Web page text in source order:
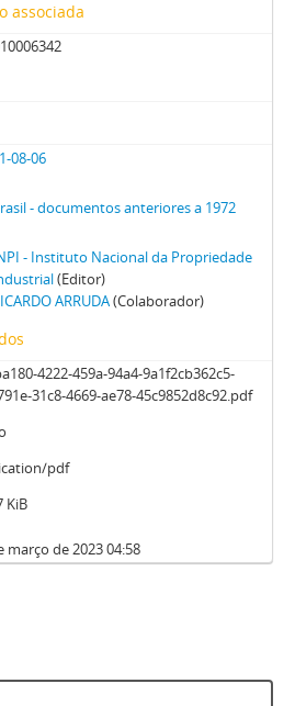
associada
08-06
- documentos anteriores a 1972
- Instituto Nacional da Propriedade
(Editor)
ARRUDA(Colaborador)
4222-459a-94a4-9a1f2cb362c5-
31c8-4669-ae78-45c9852d8c92.pdf
pdf
KiB
março de 2023 04:58